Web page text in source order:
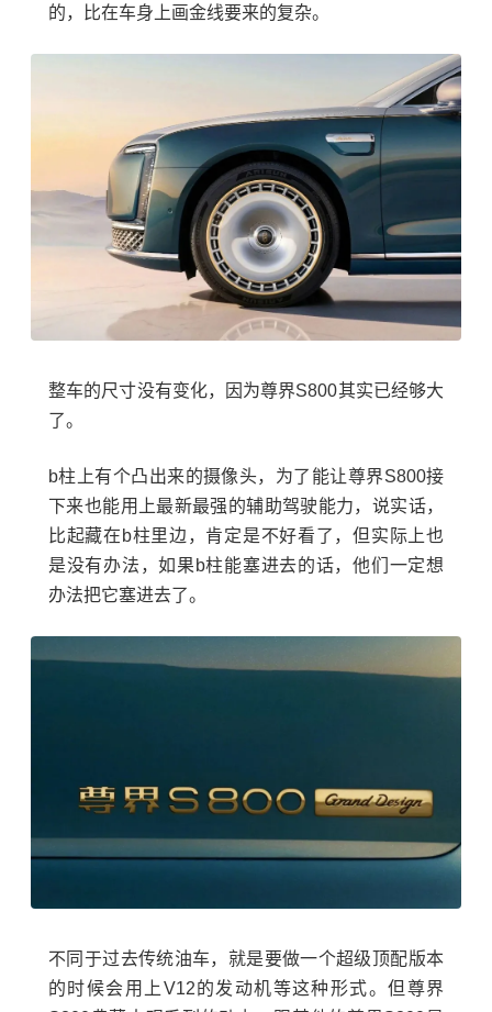
的，比在车身上画金线要来的复杂。
整车的尺寸没有变化，因为尊界S800其实已经够大
了。
b柱上有个凸出来的摄像头，为了能让尊界S800接
下来也能用上最新最强的辅助驾驶能力，说实话，
比起藏在b柱里边，肯定是不好看了，但实际上也
是没有办法，如果b柱能塞进去的话，他们一定想
办法把它塞进去了。
不同于过去传统油车，就是要做一个超级顶配版本
的时候会用上V12的发动机等这种形式。但尊界